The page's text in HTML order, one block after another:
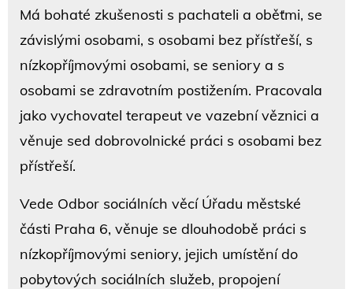
Má bohaté zkušenosti s pachateli a oběťmi, se
závislými osobami, s osobami bez přístřeší, s
nízkopříjmovými osobami, se seniory a s
osobami se zdravotním postižením. Pracovala
jako vychovatel terapeut ve vazební věznici a
věnuje sed dobrovolnické práci s osobami bez
přístřeší.
Vede Odbor sociálních věcí Úřadu městské
části Praha 6, věnuje se dlouhodobě práci s
nízkopříjmovými seniory, jejich umístění do
pobytových sociálních služeb, propojení